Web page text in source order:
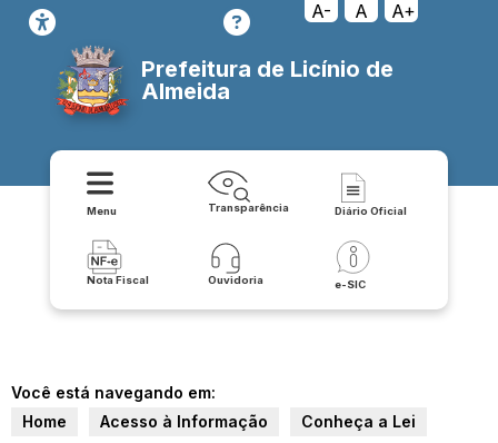
A- A A+
Prefeitura de Licínio de
Almeida
Menu Transparência Diário Oficial
Nota Fiscal Ouvidoria e-SIC
Você está navegando em:
Home
Acesso à Informação Conheça a Lei